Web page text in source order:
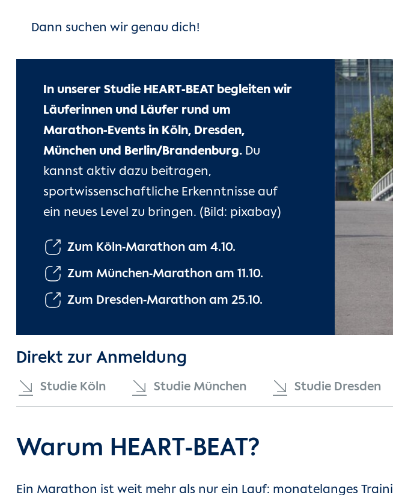
Dann suchen wir genau dich!
In unserer Studie HEART-BEAT begleiten wir
Läuferinnen und Läufer rund um
Marathon-Events in Köln, Dresden,
München und Berlin/Brandenburg. Du
kannst aktiv dazu beitragen,
sportwissenschaftliche Erkenntnisse auf
ein neues Level zu bringen. (Bild: pixabay)
Zum Köln-Marathon am 4.10.
Zum München-Marathon am 11.10.
Zum Dresden-Marathon am 25.10.
Direkt zur Anmeldung
Studie Köln Studie München Studie Dresden
Warum HEART-BEAT?
Ein Marathon ist weit mehr als nur ein Lauf: monatelanges